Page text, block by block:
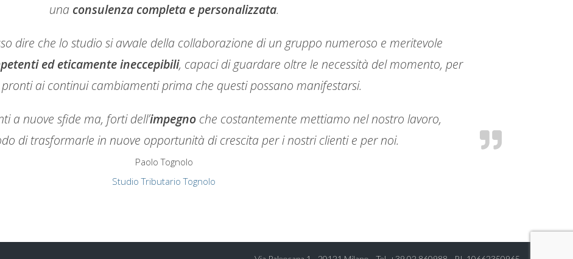
una consulenza completa e personalizzata.
dire che lo studio si avvale della collaborazione di un gruppo numeroso e meritevole
ed eticamente ineccepibili, capaci di guardare oltre le necessità del momento, per
pronti ai continui cambiamenti prima che questi possano manifestarsi.
a nuove sfide ma, forti dell’impegnoche costantemente mettiamo nel nostro lavoro,
di trasformarle in nuove opportunità di crescita per i nostri clienti e per noi.
Paolo Tognolo
Studio Tributario Tognolo